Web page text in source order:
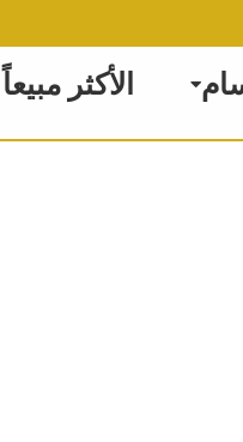
الأكثر مبيعاً